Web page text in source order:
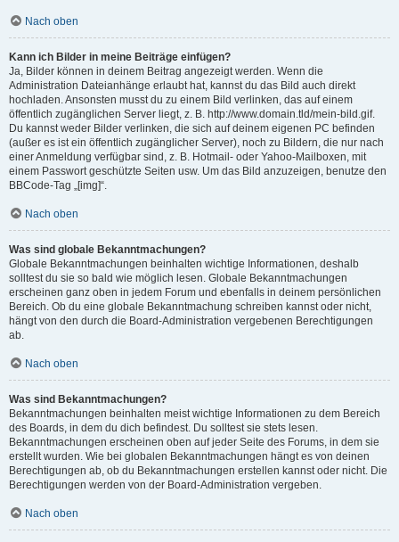
Nach oben
Kann ich Bilder in meine Beiträge einfügen?
Ja, Bilder können in deinem Beitrag angezeigt werden. Wenn die
Administration Dateianhänge erlaubt hat, kannst du das Bild auch direkt
hochladen. Ansonsten musst du zu einem Bild verlinken, das auf einem
öffentlich zugänglichen Server liegt, z. B. http://www.domain.tld/mein-bild.gif.
Du kannst weder Bilder verlinken, die sich auf deinem eigenen PC befinden
(außer es ist ein öffentlich zugänglicher Server), noch zu Bildern, die nur nach
einer Anmeldung verfügbar sind, z. B. Hotmail- oder Yahoo-Mailboxen, mit
einem Passwort geschützte Seiten usw. Um das Bild anzuzeigen, benutze den
BBCode-Tag „[img]“.
Nach oben
Was sind globale Bekanntmachungen?
Globale Bekanntmachungen beinhalten wichtige Informationen, deshalb
solltest du sie so bald wie möglich lesen. Globale Bekanntmachungen
erscheinen ganz oben in jedem Forum und ebenfalls in deinem persönlichen
Bereich. Ob du eine globale Bekanntmachung schreiben kannst oder nicht,
hängt von den durch die Board-Administration vergebenen Berechtigungen
ab.
Nach oben
Was sind Bekanntmachungen?
Bekanntmachungen beinhalten meist wichtige Informationen zu dem Bereich
des Boards, in dem du dich befindest. Du solltest sie stets lesen.
Bekanntmachungen erscheinen oben auf jeder Seite des Forums, in dem sie
erstellt wurden. Wie bei globalen Bekanntmachungen hängt es von deinen
Berechtigungen ab, ob du Bekanntmachungen erstellen kannst oder nicht. Die
Berechtigungen werden von der Board-Administration vergeben.
Nach oben